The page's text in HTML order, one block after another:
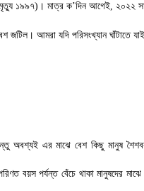
১৯৯৭)। মাত্র ক’দিন আগেই, ২০২২
জটিল। আমরা যদি পরিসংখ্যান ঘাঁটাতে যাই
অবশ্যই এর মাঝে বেশ কিছু মানুষ
বয়স পর্যন্ত বেঁচে থাকা মানুষদের